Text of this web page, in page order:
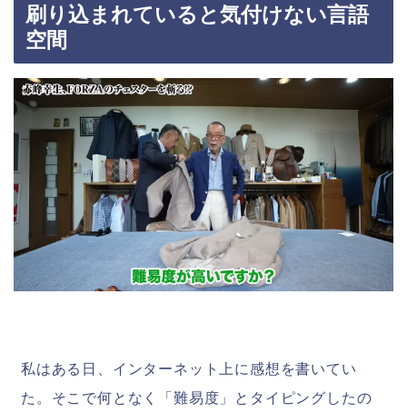
刷り込まれていると気付けない言語
空間
私はある日、インターネット上に感想を書いてい
た。そこで何となく「難易度」とタイピングしたの